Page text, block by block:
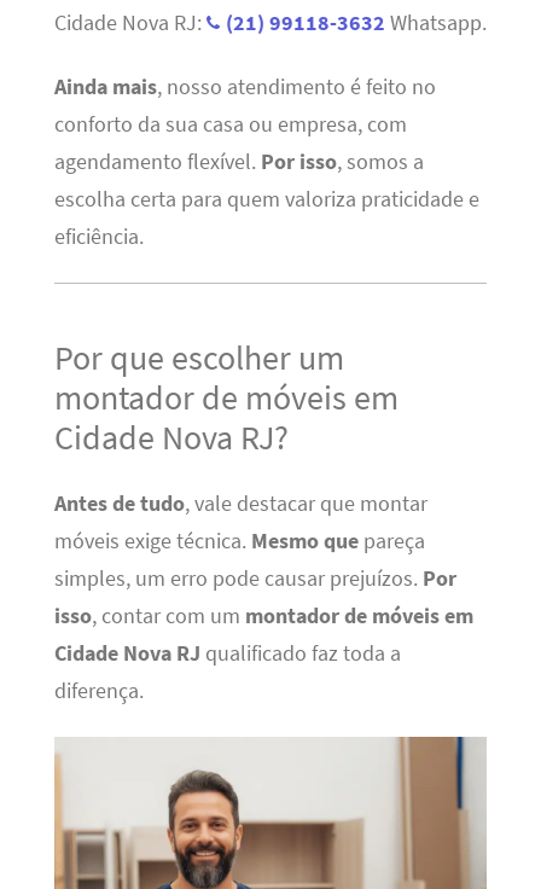
Cidade Nova RJ:
(21) 99118-3632 Whatsapp.
Ainda mais, nosso atendimento é feito no
conforto da sua casa ou empresa, com
agendamento flexível. Por isso, somos a
escolha certa para quem valoriza praticidade e
eficiência.
Por que escolher um
montador de móveis em
Cidade Nova RJ?
Antes de tudo, vale destacar que montar
móveis exige técnica. Mesmo quepareça
simples, um erro pode causar prejuízos. Por
isso, contar com um montador de móveis em
Cidade Nova RJ qualificado faz toda a
diferença.